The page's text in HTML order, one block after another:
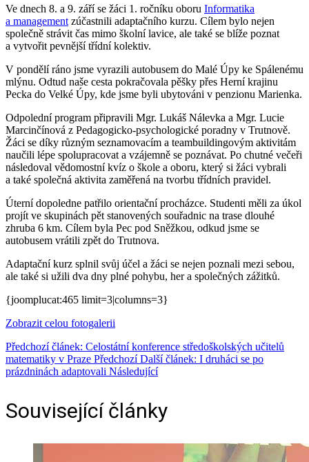
Ve dnech 8. a 9. září se žáci 1. ročníku oboru Informatika
a management zúčastnili adaptačního kurzu. Cílem bylo nejen
společně strávit čas mimo školní lavice, ale také se blíže poznat
a vytvořit pevnější třídní kolektiv.
V pondělí ráno jsme vyrazili autobusem do Malé Úpy ke Spálenému
mlýnu. Odtud naše cesta pokračovala pěšky přes Herní krajinu
Pecka do Velké Úpy, kde jsme byli ubytováni v penzionu Marienka.
Odpolední program připravili Mgr. Lukáš Nálevka a Mgr. Lucie
Marcinčínová z Pedagogicko‑psychologické poradny v Trutnově.
Žáci se díky různým seznamovacím a teambuildingovým aktivitám
naučili lépe spolupracovat a vzájemně se poznávat. Po chutné večeři
následoval vědomostní kvíz o škole a oboru, který si žáci vybrali
a také společná aktivita zaměřená na tvorbu třídních pravidel.
Úterní dopoledne patřilo orientační procházce. Studenti měli za úkol
projít ve skupinách pět stanovených souřadnic na trase dlouhé
zhruba 6 km. Cílem byla Pec pod Sněžkou, odkud jsme se
autobusem vrátili zpět do Trutnova.
Adaptační kurz splnil svůj účel a žáci se nejen poznali mezi sebou,
ale také si užili dva dny plné pohybu, her a společných zážitků.
{joomplucat:465 limit=3|columns=3}
Zobrazit celou fotogalerii
Předchozí článek: Celostátní konference středoškolských učitelů
matematiky v Praze Předchozí Další článek: I druháci se po
prázdninách adaptovali Následující
Související články